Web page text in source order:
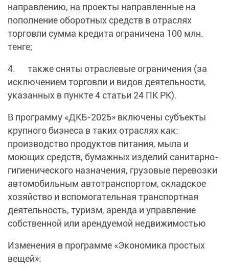
направлению, на проекты направленные на
пополнение оборотных средств в отраслях
торговли сумма кредита ограничена 100 млн.
тенге;
4. также сняты отраслевые ограничения (за
исключением торговли и видов деятельности,
указанных в пункте 4 статьи 24 ПК РК).
В программу «ДКБ-2025» включены субъекты
крупного бизнеса в таких отраслях как:
производство продуктов питания, мыла и
моющих средств, бумажных изделий санитарно-
гигиенического назначения, грузовые перевозки
автомобильным автотранспортом, складское
хозяйство и вспомогательная транспортная
деятельность, туризм, аренда и управление
собственной или арендуемой недвижимостью
Изменения в программе «Экономика простых
вещей»: